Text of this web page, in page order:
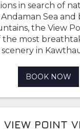
in search of
Sea and
the View
the most
scenery in
BOOK NOW
VIEW POINT